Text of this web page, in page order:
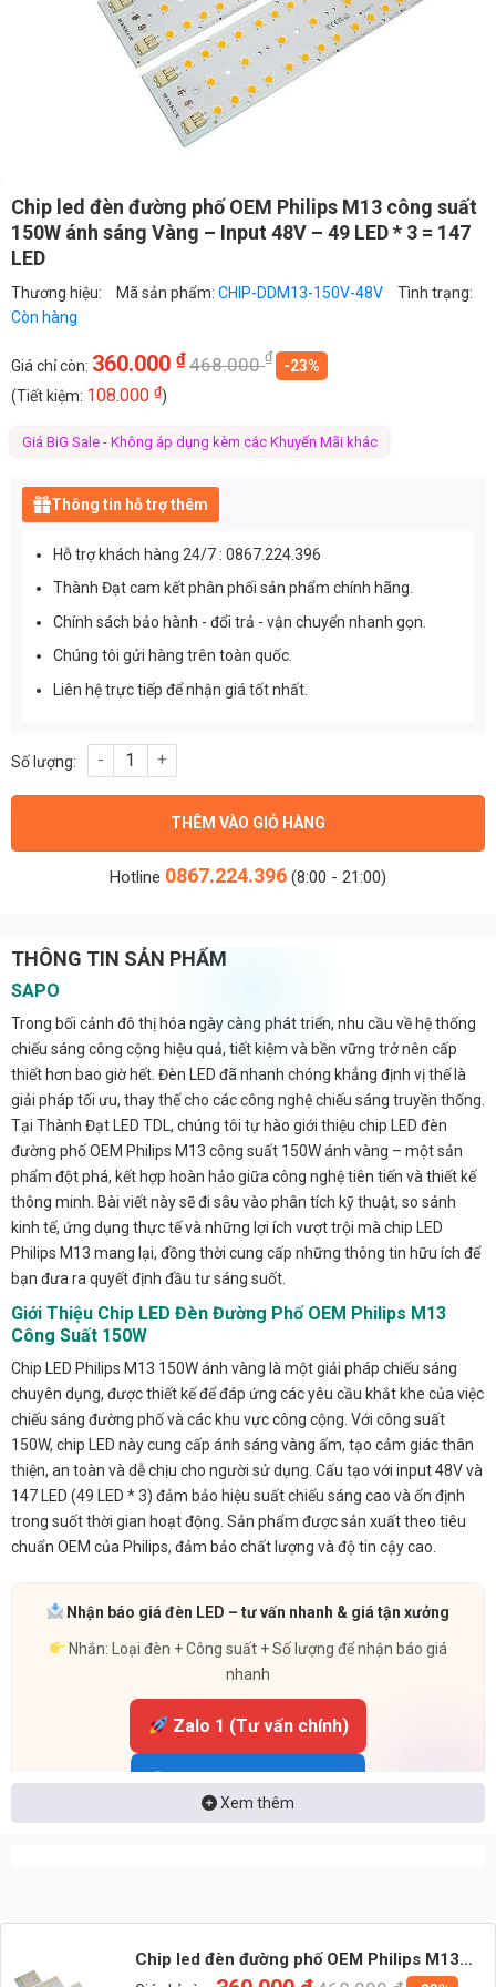
Chip led đèn đường phố OEM Philips M13 công suất
150W ánh sáng Vàng – Input 48V – 49 LED * 3 = 147
LED
Thương hiệu: Mã sản phẩm: CHIP-DDM13-150V-48V
Tình trạng:
Còn hàng
Giá chỉ còn: 360.000 ₫468.000₫
-23%
(Tiết kiệm: 108.000 ₫)
Giá BiG Sale - Không áp dụng kèm các Khuyến Mãi khác
Thông tin hỗ trợ thêm
Hỗ trợ khách hàng 24/7 : 0867.224.396
Thành Đạt cam kết phân phối sản phẩm chính hãng.
Chính sách bảo hành - đổi trả - vận chuyển nhanh gọn.
Chúng tôi gửi hàng trên toàn quốc.
Liên hệ trực tiếp để nhận giá tốt nhất.
Chip led đèn đường phố OEM Philips M13 công suất 150W ánh
THÊM VÀO GIỎ HÀNG
Hotline 0867.224.396 (8:00 - 21:00)
THÔNG TIN SẢN PHẨM
SAPO
Trong bối cảnh đô thị hóa ngày càng phát triển, nhu cầu về hệ thống
chiếu sáng công cộng hiệu quả, tiết kiệm và bền vững trở nên cấp
thiết hơn bao giờ hết. Đèn LED đã nhanh chóng khẳng định vị thế là
giải pháp tối ưu, thay thế cho các công nghệ chiếu sáng truyền thống.
Tại Thành Đạt LED TDL, chúng tôi tự hào giới thiệu chip LED đèn
đường phố OEM Philips M13 công suất 150W ánh vàng – một sản
phẩm đột phá, kết hợp hoàn hảo giữa công nghệ tiên tiến và thiết kế
thông minh. Bài viết này sẽ đi sâu vào phân tích kỹ thuật, so sánh
kinh tế, ứng dụng thực tế và những lợi ích vượt trội mà chip LED
Philips M13 mang lại, đồng thời cung cấp những thông tin hữu ích để
bạn đưa ra quyết định đầu tư sáng suốt.
Giới Thiệu Chip LED Đèn Đường Phố OEM Philips M13
Công Suất 150W
Chip LED Philips M13 150W ánh vàng là một giải pháp chiếu sáng
chuyên dụng, được thiết kế để đáp ứng các yêu cầu khắt khe của việc
chiếu sáng đường phố và các khu vực công cộng. Với công suất
150W, chip LED này cung cấp ánh sáng vàng ấm, tạo cảm giác thân
thiện, an toàn và dễ chịu cho người sử dụng. Cấu tạo với input 48V và
147 LED (49 LED * 3) đảm bảo hiệu suất chiếu sáng cao và ổn định
trong suốt thời gian hoạt động. Sản phẩm được sản xuất theo tiêu
chuẩn OEM của Philips, đảm bảo chất lượng và độ tin cậy cao.
Nhận báo giá đèn LED – tư vấn nhanh & giá tận xưởng
Nhắn: Loại đèn + Công suất + Số lượng để nhận báo giá
nhanh
Zalo 1 (Tư vấn chính)
Zalo 2 (Hỗ trợ nhanh)
Xem thêm
Chip led đèn đường phố OEM Philips M13
công suất 150W ánh sáng Vàng – Input 48V